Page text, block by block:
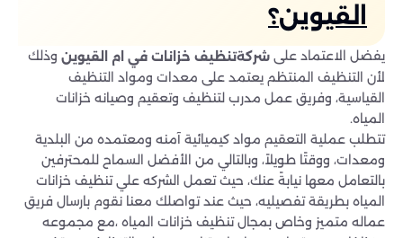
القيوين؟
يفضل الاعتماد على شركةتنظيف خزانات في ام القيوين وذلك
لأن التنظيف المنتظم يعتمد على معدات ومواد التنظيف
القياسية، وفريق عمل مدرب لتنظيف وتعقيم وصيانه خزانات
المياه.
تتطلب عملية التعقيم مواد كيميائية آمنه ومعتمده من البلدية
ومعدات، ووقتًا طويلاً، وبالتالي من الأفضل السماح للمحترفين
بالتعامل معها نيابةً عنك، حيث تعمل الشركه علي تنظيف خزانات
المياه بطريقة تفصيليه، حيث عند تواصلك معنا نقوم بارسال فريق
عماله متميز وخاص بمجال تنظيف خزانات المياه ،مع مجموعه